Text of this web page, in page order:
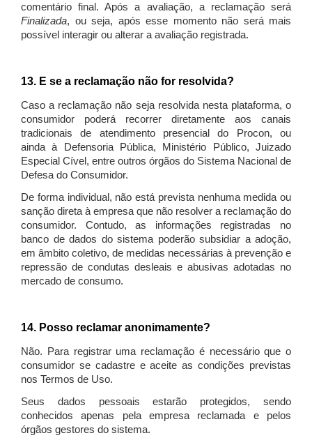
comentário final. Após a avaliação, a reclamação será
Finalizada, ou seja, após esse momento não será mais
possível interagir ou alterar a avaliação registrada.
13. E se a reclamação não for resolvida?
Caso a reclamação não seja resolvida nesta plataforma, o
consumidor poderá recorrer diretamente aos canais
tradicionais de atendimento presencial do Procon, ou
ainda à Defensoria Pública, Ministério Público, Juizado
Especial Cível, entre outros órgãos do Sistema Nacional de
Defesa do Consumidor.
De forma individual, não está prevista nenhuma medida ou
sanção direta à empresa que não resolver a reclamação do
consumidor. Contudo, as informações registradas no
banco de dados do sistema poderão subsidiar a adoção,
em âmbito coletivo, de medidas necessárias à prevenção e
repressão de condutas desleais e abusivas adotadas no
mercado de consumo.
14. Posso reclamar anonimamente?
Não. Para registrar uma reclamação é necessário que o
consumidor se cadastre e aceite as condições previstas
nos Termos de Uso.
Seus dados pessoais estarão protegidos, sendo
conhecidos apenas pela empresa reclamada e pelos
órgãos gestores do sistema.